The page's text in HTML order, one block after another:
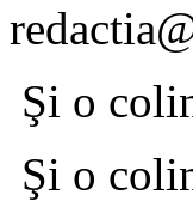
Şi o
Şi o